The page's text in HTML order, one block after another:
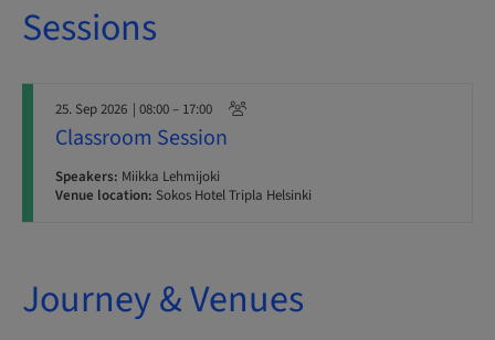
Sessions
25. Sep 2026 | 08:00 – 17:00
Classroom Session
Speakers: Miikka Lehmijoki
Venue location: Sokos Hotel Tripla Helsinki
Journey & Venues